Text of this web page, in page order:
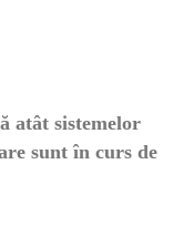
atât sistemelor
sunt în curs de